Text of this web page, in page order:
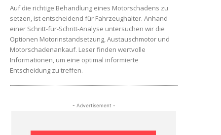
Auf die richtige Behandlung eines Motorschadens zu
setzen, ist entscheidend für Fahrzeughalter. Anhand
einer Schritt-für-Schritt-Analyse untersuchen wir die
Optionen Motorinstandsetzung, Austauschmotor und
Motorschadenankauf. Leser finden wertvolle
Informationen, um eine optimal informierte
Entscheidung zu treffen.
- Advertisement -